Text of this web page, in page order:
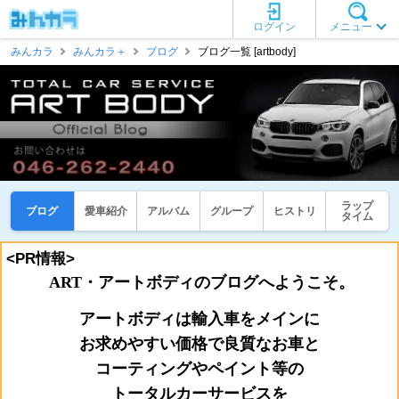
メニュー
ログイン
みんカラ
みんカラ＋ ブログ ブログ一覧 [artbody]
ブログ 愛車紹介 アルバム グループ ヒストリ
ラップ
タイム
<PR情報>
ART・アートボディのブログへようこそ。
アートボディは輸入車をメインに
お求めやすい価格で良質なお車と
コーティングやペイント等の
トータルカーサービスを